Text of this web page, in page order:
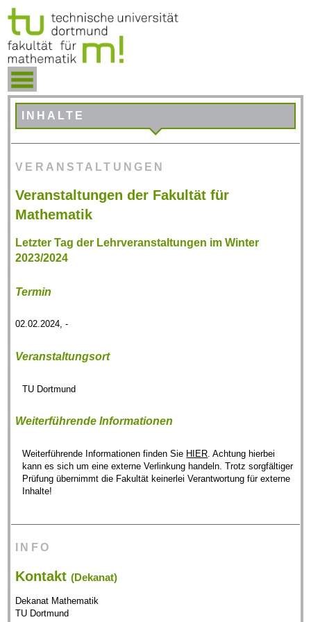
INHALTE
VERANSTALTUNGEN
Veranstaltungen der Fakultät für
Mathematik
Letzter Tag der Lehrveranstaltungen im Winter
2023/2024
Termin
02.02.2024, -
Veranstaltungsort
TU Dortmund
Weiterführende Informationen
Weiterführende Informationen finden Sie HIER. Achtung hierbei
kann es sich um eine externe Verlinkung handeln. Trotz sorgfältiger
Prüfung übernimmt die Fakultät keinerlei Verantwortung für externe
Inhalte!
INFO
Kontakt(Dekanat)
Dekanat Mathematik
TU Dortmund